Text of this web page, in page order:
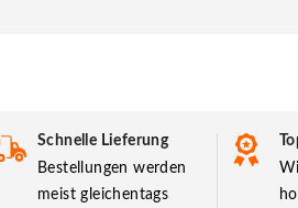
Schnelle Lieferung
Bestellungen werden
meist gleichentags